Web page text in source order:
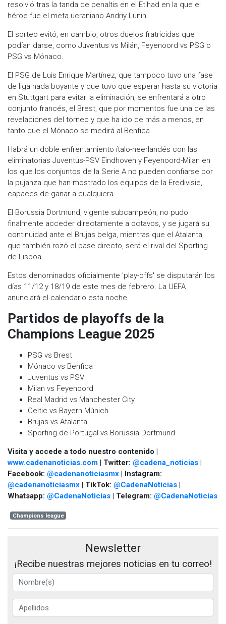
resolvió tras la tanda de penaltis en el Etihad en la que el
héroe fue el meta ucraniano Andriy Lunin.
El sorteo evitó, en cambio, otros duelos fratricidas que
podían darse, como Juventus vs Milán, Feyenoord vs PSG o
PSG vs Mónaco.
El PSG de Luis Enrique Martínez, que tampoco tuvo una fase
de liga nada boyante y que tuvo que esperar hasta su victoria
en Stuttgart para evitar la eliminación, se enfrentará a otro
conjunto francés, el Brest, que por momentos fue una de las
revelaciones del torneo y que ha ido de más a menos, en
tanto que el Mónaco se medirá al Benfica.
Habrá un doble enfrentamiento ítalo-neerlandés con las
eliminatorias Juventus-PSV Eindhoven y Feyenoord-Milan en
los que los conjuntos de la Serie A no pueden confiarse por
la pujanza que han mostrado los equipos de la Eredivisie,
capaces de ganar a cualquiera.
​El Borussia Dortmund, vigente subcampeón, no pudo
finalmente acceder directamente a octavos, y se jugará su
continuidad ante el Brujas belga, mientras que el Atalanta,
que también rozó el pase directo, será el rival del Sporting
de Lisboa.
Estos denominados oficialmente 'play-offs' se disputarán los
días 11/12 y 18/19 de este mes de febrero. La UEFA
anunciará el calendario esta noche.
Partidos de playoffs de la
Champions League 2025
PSG vs Brest
Mónaco vs Benfica
Juventus vs PSV
Milan vs Feyenoord
Real Madrid vs Manchester City
Celtic vs Bayern Múnich
Brujas vs Atalanta
Sporting de Portugal vs Borussia Dortmund
Visita y accede a todo nuestro contenido |
www.cadenanoticias.com | Twitter: @cadena_noticias |
Facebook: @cadenanoticiasmx | Instagram:
@cadenanoticiasmx | TikTok: @CadenaNoticias |
Whatsapp: @CadenaNoticias | Telegram: @CadenaNoticias
Champions league
Newsletter
¡Recibe nuestras mejores noticias en tu correo!